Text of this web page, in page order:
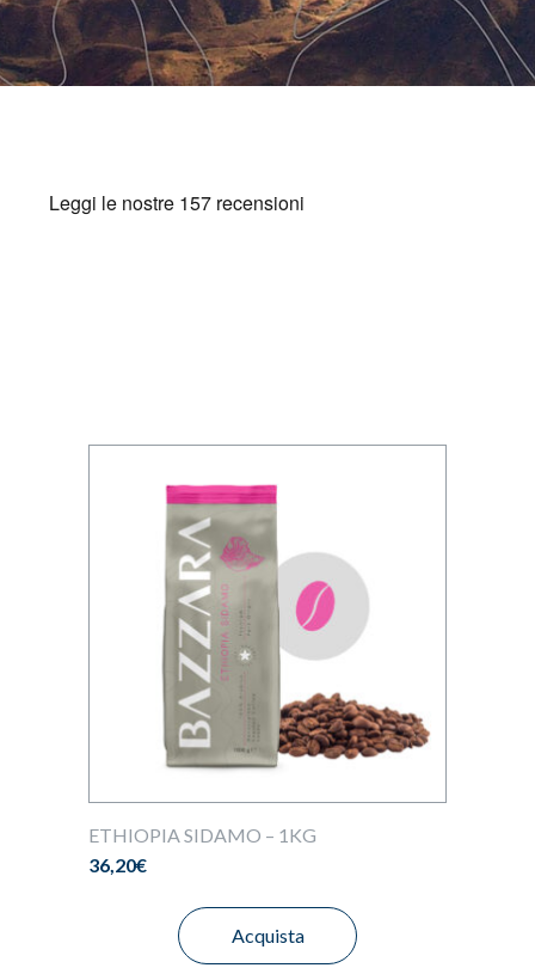
BAZZARA ESPRESSO
Academy Bazzara
B2B
Il mio account
ETHIOPIA SIDAMO – 1KG
36,20€
Acquista